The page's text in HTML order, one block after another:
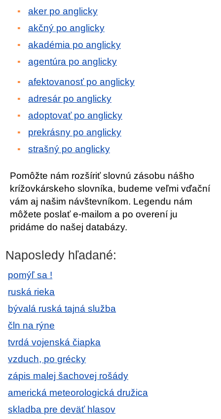
aker po anglicky
akčný po anglicky
akadémia po anglicky
agentúra po anglicky
afektovanosť po anglicky
adresár po anglicky
adoptovať po anglicky
prekrásny po anglicky
strašný po anglicky
Pomôžte nám rozšíriť slovnú zásobu nášho
krížovkárskeho slovníka, budeme veľmi vďační
vám aj našim návštevníkom. Legendu nám
môžete poslať e-mailom a po overení ju
pridáme do našej databázy.
Naposledy hľadané:
pomýľ sa !
ruská rieka
bývalá ruská tajná služba
čln na rýne
tvrdá vojenská čiapka
vzduch, po grécky
zápis malej šachovej rošády
americká meteorologická družica
skladba pre deväť hlasov